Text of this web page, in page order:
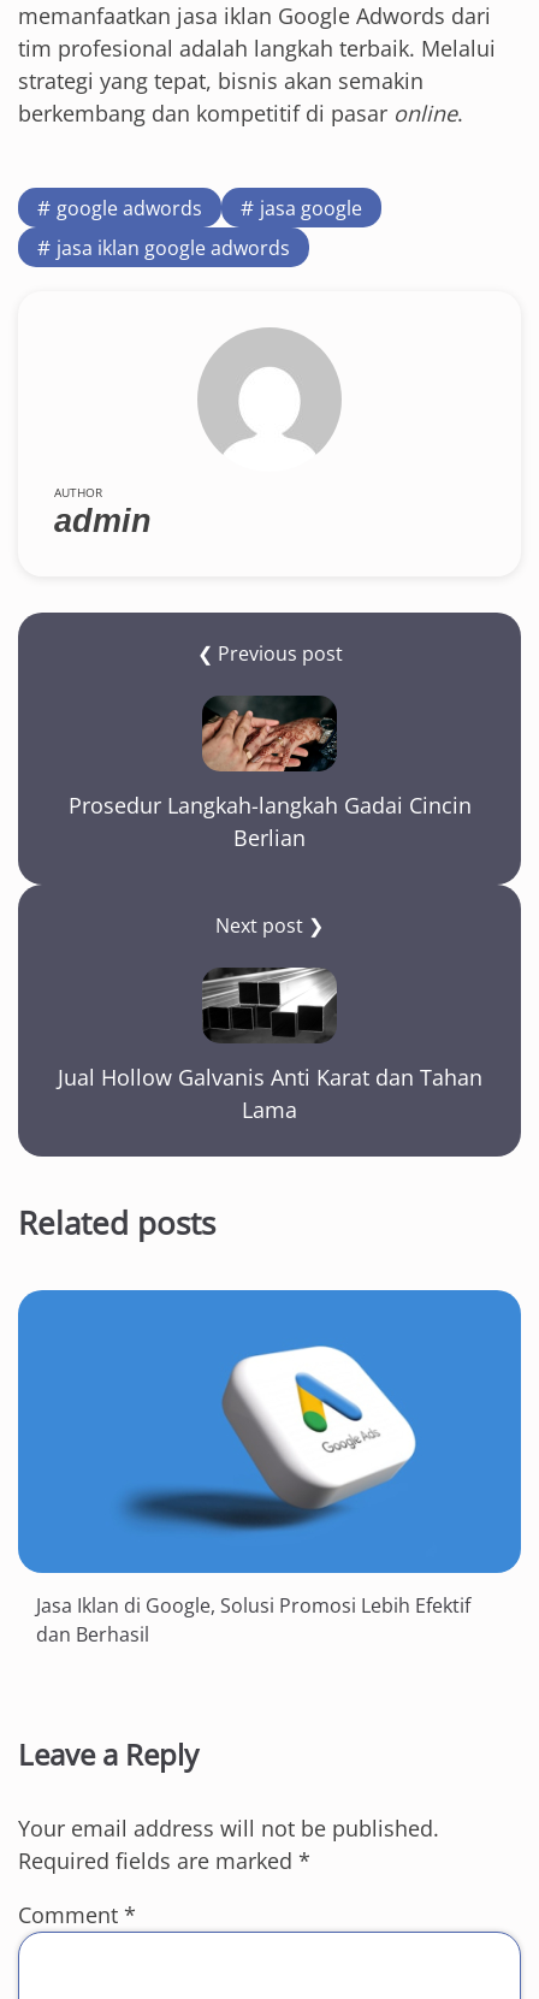
memanfaatkan jasa iklan Google Adwords dari
tim profesional adalah langkah terbaik. Melalui
strategi yang tepat, bisnis akan semakin
berkembang dan kompetitif di pasar online.
google adwords
jasa google
jasa iklan google adwords
AUTHOR
admin
❮ Previous post
Prosedur Langkah-langkah Gadai Cincin
Berlian
Next post ❯
Jual Hollow Galvanis Anti Karat dan Tahan
Lama
Related posts
Jasa Iklan di Google, Solusi Promosi Lebih Efektif
dan Berhasil
Leave a Reply
Your email address will not be published.
Required fields are marked *
Comment *